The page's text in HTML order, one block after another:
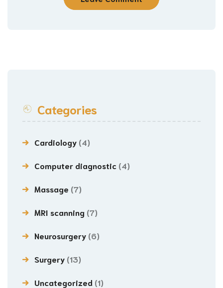
Categories
Cardiology (4)
Computer diagnostic (4)
Massage (7)
MRI scanning (7)
Neurosurgery (6)
Surgery (13)
Uncategorized (1)